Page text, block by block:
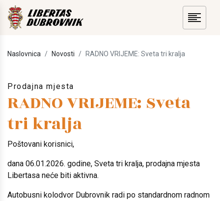
Naslovnica Novosti RADNO VRIJEME: Sveta tri kralja
Prodajna mjesta
RADNO VRIJEME: Sveta
tri kralja
Poštovani korisnici,
dana 06.01.2026. godine, Sveta tri kralja, prodajna mjesta
Libertasa neće biti aktivna.
Autobusni kolodvor Dubrovnik radi po standardnom radnom